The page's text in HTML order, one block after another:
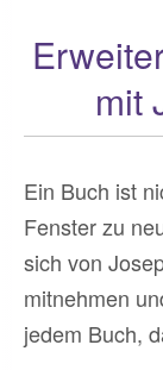
mit
Ein Buch ist
Fenster zu
sich von
mitnehmen
jedem Buch,